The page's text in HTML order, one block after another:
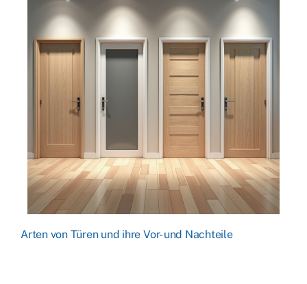
Arten von Türen und ihre Vor- und Nachteile